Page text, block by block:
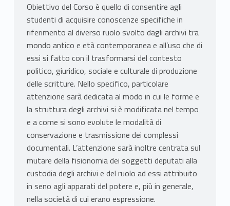
Obiettivo del Corso è quello di consentire agli
studenti di acquisire conoscenze specifiche in
riferimento al diverso ruolo svolto dagli archivi tra
mondo antico e età contemporanea e all’uso che di
essi si fatto con il trasformarsi del contesto
politico, giuridico, sociale e culturale di produzione
delle scritture. Nello specifico, particolare
attenzione sarà dedicata al modo in cui le forme e
la struttura degli archivi si è modificata nel tempo
e a come si sono evolute le modalità di
conservazione e trasmissione dei complessi
documentali. L’attenzione sarà inoltre centrata sul
mutare della fisionomia dei soggetti deputati alla
custodia degli archivi e del ruolo ad essi attribuito
in seno agli apparati del potere e, più in generale,
nella società di cui erano espressione.